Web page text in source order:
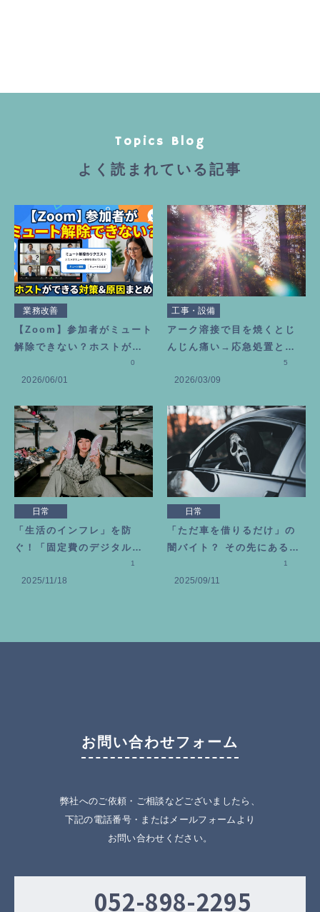
Topics Blog
よく読まれている記事
業務改善
【Zoom】参加者がミュート
解除できない？ホストがで
2026/06/01
0
工事・設備
アーク溶接で目を焼くとじ
んじん痛い→応急処置とビ
タミン目薬を選んだ理由
2026/03/09
5
日常
「生活のインフレ」を防
ぐ！「固定費のデジタル断
2025/11/18
1
日常
「ただ車を借りるだけ」の
闇バイト？ その先にある恐
2025/09/11
1
お問い合わせフォーム
弊社へのご依頼・ご相談などございましたら、
下記の電話番号・またはメールフォームより
お問い合わせください。
052-898-2295